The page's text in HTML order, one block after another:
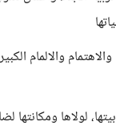
والالمام
لولاها ومكانتها